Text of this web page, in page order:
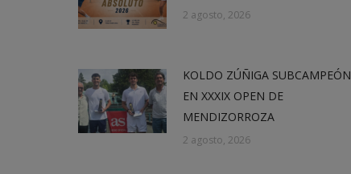
2 agosto, 2026
KOLDO ZÚÑIGA SUBCAMPEÓN
EN XXXIX OPEN DE
MENDIZORROZA
2 agosto, 2026